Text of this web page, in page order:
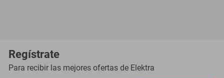
Regístrate
Para recibir las mejores ofertas de Elektra